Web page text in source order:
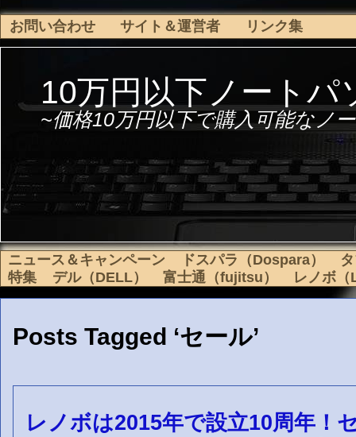
お問い合わせ サイト＆運営者 リンク集
10万円以下ノートパ
~価格10万円以下で購入可能なノ
ニュース＆キャンペーン ドスパラ（Dospara）
特集
デル（DELL） 富士通（fujitsu） レノボ
Posts Tagged ‘セール’
レノボは2015年で設立10周年！